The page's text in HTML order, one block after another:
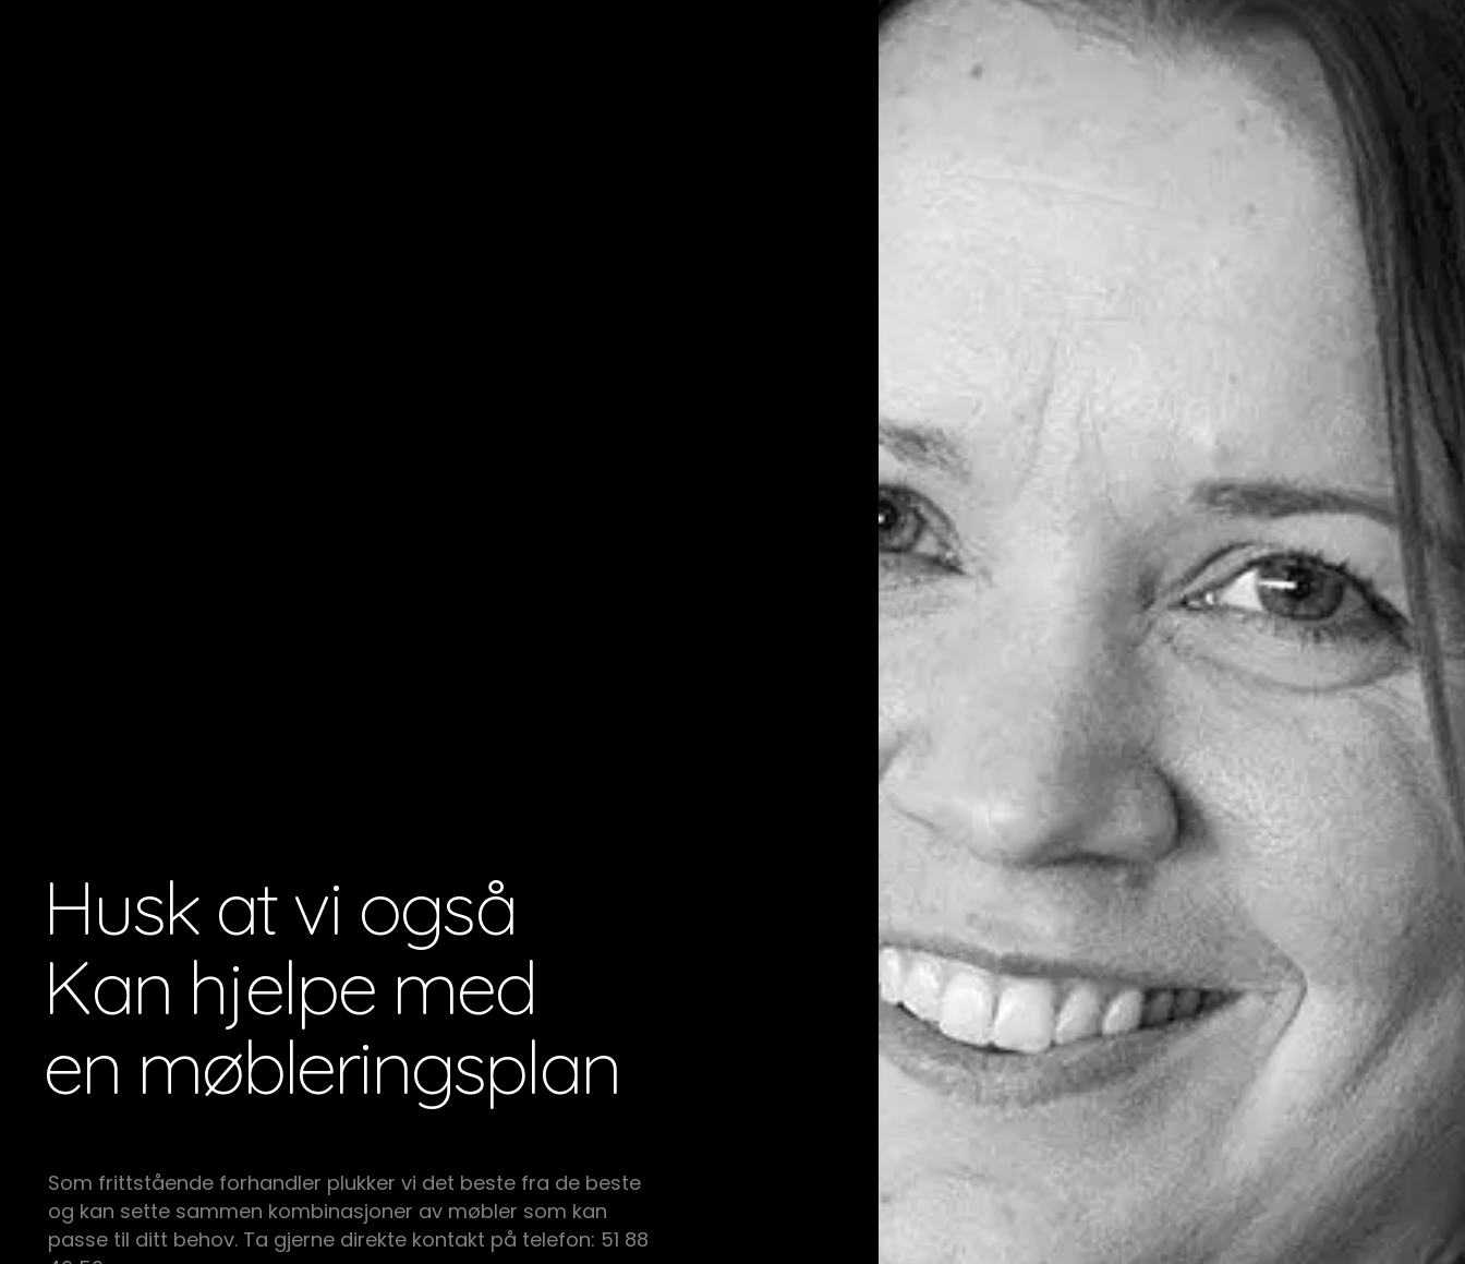
Husk at vi også
Kan hjelpe med
en møbleringsplan
Som frittstående forhandler plukker vi det beste fra de beste
og kan sette sammen kombinasjoner av møbler som kan
passe til ditt behov. Ta gjerne direkte kontakt på telefon: 51 88